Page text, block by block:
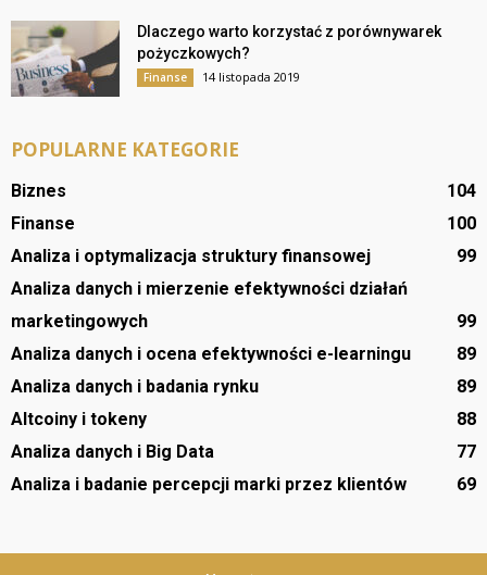
Dlaczego warto korzystać z porównywarek
pożyczkowych?
Finanse 14 listopada 2019
POPULARNE KATEGORIE
Biznes
104
Finanse
100
Analiza i optymalizacja struktury finansowej
99
Analiza danych i mierzenie efektywności działań
marketingowych
99
Analiza danych i ocena efektywności e-learningu
89
Analiza danych i badania rynku
89
Altcoiny i tokeny
88
Analiza danych i Big Data
77
Analiza i badanie percepcji marki przez klientów
69